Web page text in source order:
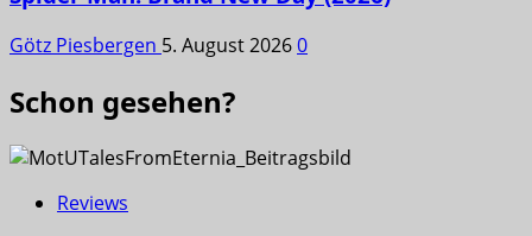
Götz Piesbergen 5. August 20260
Schon gesehen?
Reviews